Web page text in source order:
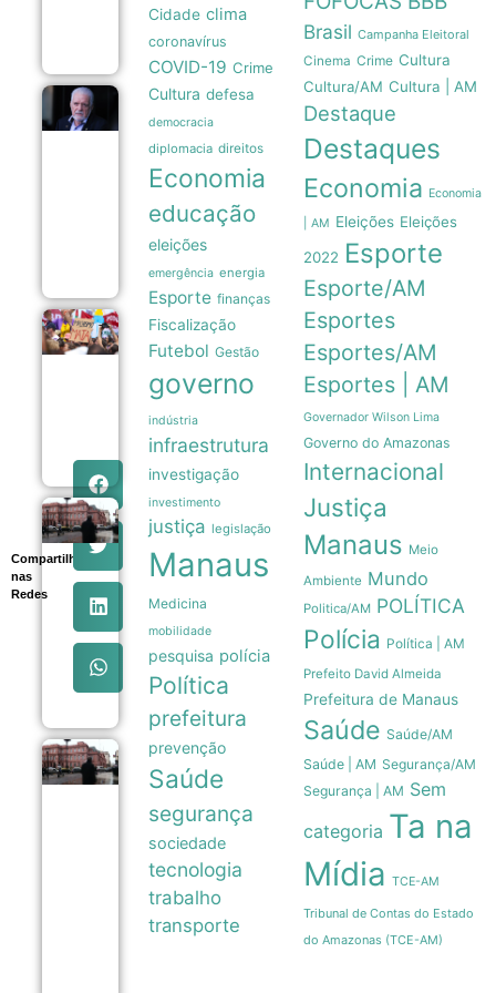
Compartilhe
nas
Redes
agosto
07/08
Defesa de
Jaques
Wagner
adia
depoimento
à Polícia
Federal por
técnicas
Sobrecarga
doméstica e
mantêm
mulheres em
ciclos de
violência
07/08
Pressão
popular e
memória
nacional
recuo de
Milei sobre
terras a
estrangeiros
06/08
Pressão
popular
memória
Malvinas
forçam
Milei a
recuar
sobre
venda
Cidade clima
coronavírus
COVID-19 Crime
Cultura defesa
democracia
diplomacia direitos
Economia
educação
eleições
emergência energia
Esporte finanças
Fiscalização
Futebol Gestão
governo
indústria
infraestrutura
investigação
investimento
justiça legislação
Manaus
Medicina
mobilidade
pesquisa polícia
Política
prefeitura
prevenção
Saúde
segurança
sociedade
tecnologia
trabalho
transporte
Brasil Campanha Eleitoral
Cinema Crime Cultura
Cultura/AM Cultura | AM
Destaque
Destaques
Economia Economia
| AM Eleições Eleições
2022 Esporte
Esporte/AM
Esportes
Esportes/AM
Esportes | AM
Governador Wilson Lima
Governo do Amazonas
Internacional
Justiça
Manaus Meio
Ambiente Mundo
Politica/AM POLÍTICA
Polícia Política | AM
Prefeito David Almeida
Prefeitura de Manaus
Saúde Saúde/AM
Saúde | AM Segurança/AM
Segurança | AM Sem
categoria Ta na
Mídia TCE-AM
Tribunal de Contas do Estado
do Amazonas (TCE-AM)